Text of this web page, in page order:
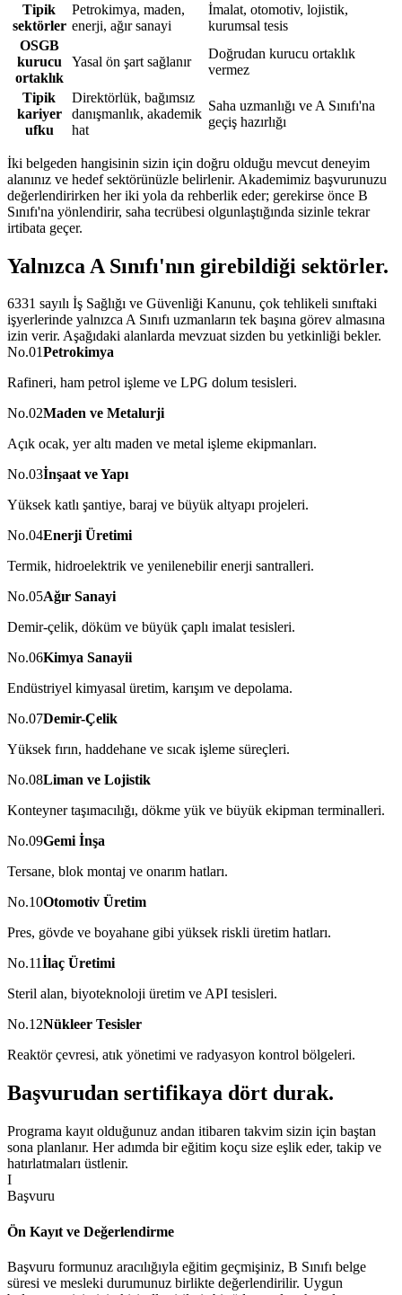
Tipik
sektörler
Petrokimya, maden,
enerji, ağır sanayi
İmalat, otomotiv, lojistik,
kurumsal tesis
OSGB
kurucu
ortaklık
Yasal ön şart sağlanır
Doğrudan kurucu ortaklık
vermez
Tipik
kariyer
ufku
Direktörlük, bağımsız
danışmanlık, akademik
hat
Saha uzmanlığı ve A Sınıfı'na
geçiş hazırlığı
İki belgeden hangisinin sizin için doğru olduğu mevcut deneyim
alanınız ve hedef sektörünüzle belirlenir. Akademimiz başvurunuzu
değerlendirirken her iki yola da rehberlik eder; gerekirse önce B
Sınıfı'na yönlendirir, saha tecrübesi olgunlaştığında sizinle tekrar
irtibata geçer.
Yalnızca A Sınıfı'nın girebildiği sektörler.
6331 sayılı İş Sağlığı ve Güvenliği Kanunu, çok tehlikeli sınıftaki
işyerlerinde yalnızca A Sınıfı uzmanların tek başına görev almasına
izin verir. Aşağıdaki alanlarda mevzuat sizden bu yetkinliği bekler.
No.01Petrokimya
Rafineri, ham petrol işleme ve LPG dolum tesisleri.
No.02Maden ve Metalurji
Açık ocak, yer altı maden ve metal işleme ekipmanları.
No.03İnşaat ve Yapı
Yüksek katlı şantiye, baraj ve büyük altyapı projeleri.
No.04Enerji Üretimi
Termik, hidroelektrik ve yenilenebilir enerji santralleri.
No.05Ağır Sanayi
Demir-çelik, döküm ve büyük çaplı imalat tesisleri.
No.06Kimya Sanayii
Endüstriyel kimyasal üretim, karışım ve depolama.
No.07Demir-Çelik
Yüksek fırın, haddehane ve sıcak işleme süreçleri.
No.08Liman ve Lojistik
Konteyner taşımacılığı, dökme yük ve büyük ekipman terminalleri.
No.09Gemi İnşa
Tersane, blok montaj ve onarım hatları.
No.10Otomotiv Üretim
Pres, gövde ve boyahane gibi yüksek riskli üretim hatları.
No.11İlaç Üretimi
Steril alan, biyoteknoloji üretim ve API tesisleri.
No.12Nükleer Tesisler
Reaktör çevresi, atık yönetimi ve radyasyon kontrol bölgeleri.
Başvurudan sertifikaya dört durak.
Programa kayıt olduğunuz andan itibaren takvim sizin için baştan
sona planlanır. Her adımda bir eğitim koçu size eşlik eder, takip ve
hatırlatmaları üstlenir.
I
Başvuru
Ön Kayıt ve Değerlendirme
Başvuru formunuz aracılığıyla eğitim geçmişiniz, B Sınıfı belge
süresi ve mesleki durumunuz birlikte değerlendirilir. Uygun